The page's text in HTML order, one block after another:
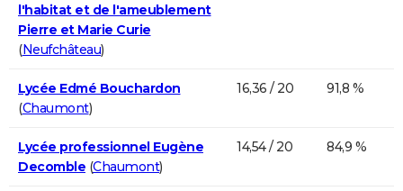
l'habitat et de l'ameublement
Pierre et Marie Curie
(Neufchâteau)
Lycée Edmé Bouchardon
(Chaumont)
16,36 / 20 91,8 %
Lycée professionnel Eugène
Decomble (Chaumont)
14,54 / 20 84,9 %